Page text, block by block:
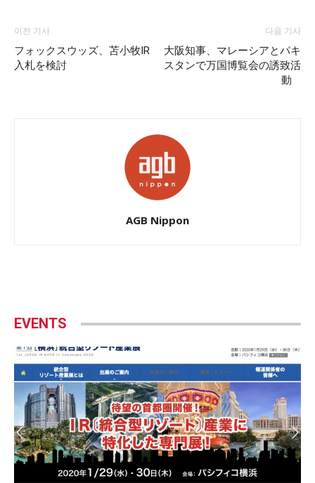
이전 기사
フォックスウッズ、苫小牧IR
入札を検討
다음 기사
大阪知事、マレーシアとパキ
スタンで万国博覧会の誘致活
動
AGB Nippon
EVENTS